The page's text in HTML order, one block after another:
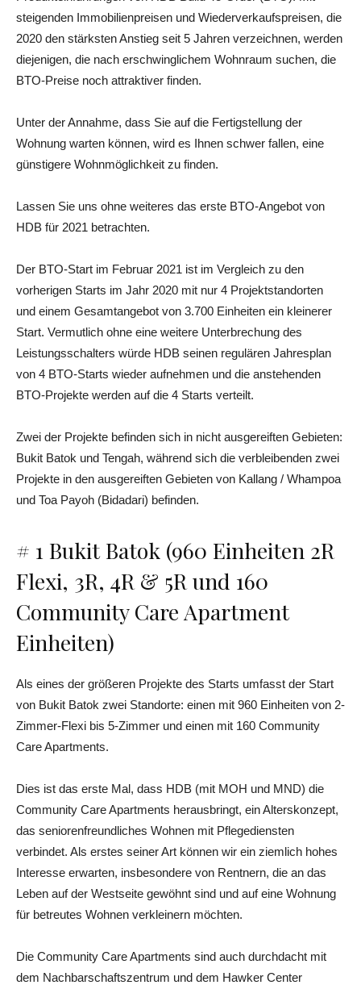
steigenden Immobilienpreisen und Wiederverkaufspreisen, die
2020 den stärksten Anstieg seit 5 Jahren verzeichnen, werden
diejenigen, die nach erschwinglichem Wohnraum suchen, die
BTO-Preise noch attraktiver finden.
Unter der Annahme, dass Sie auf die Fertigstellung der
Wohnung warten können, wird es Ihnen schwer fallen, eine
günstigere Wohnmöglichkeit zu finden.
Lassen Sie uns ohne weiteres das erste BTO-Angebot von
HDB für 2021 betrachten.
Der BTO-Start im Februar 2021 ist im Vergleich zu den
vorherigen Starts im Jahr 2020 mit nur 4 Projektstandorten
und einem Gesamtangebot von 3.700 Einheiten ein kleinerer
Start. Vermutlich ohne eine weitere Unterbrechung des
Leistungsschalters würde HDB seinen regulären Jahresplan
von 4 BTO-Starts wieder aufnehmen und die anstehenden
BTO-Projekte werden auf die 4 Starts verteilt.
Zwei der Projekte befinden sich in nicht ausgereiften Gebieten:
Bukit Batok und Tengah, während sich die verbleibenden zwei
Projekte in den ausgereiften Gebieten von Kallang / Whampoa
und Toa Payoh (Bidadari) befinden.
# 1 Bukit Batok (960 Einheiten 2R
Flexi, 3R, 4R & 5R und 160
Community Care Apartment
Einheiten)
Als eines der größeren Projekte des Starts umfasst der Start
von Bukit Batok zwei Standorte: einen mit 960 Einheiten von 2-
Zimmer-Flexi bis 5-Zimmer und einen mit 160 Community
Care Apartments.
Dies ist das erste Mal, dass HDB (mit MOH und MND) die
Community Care Apartments herausbringt, ein Alterskonzept,
das seniorenfreundliches Wohnen mit Pflegediensten
verbindet. Als erstes seiner Art können wir ein ziemlich hohes
Interesse erwarten, insbesondere von Rentnern, die an das
Leben auf der Westseite gewöhnt sind und auf eine Wohnung
für betreutes Wohnen verkleinern möchten.
Die Community Care Apartments sind auch durchdacht mit
dem Nachbarschaftszentrum und dem Hawker Center